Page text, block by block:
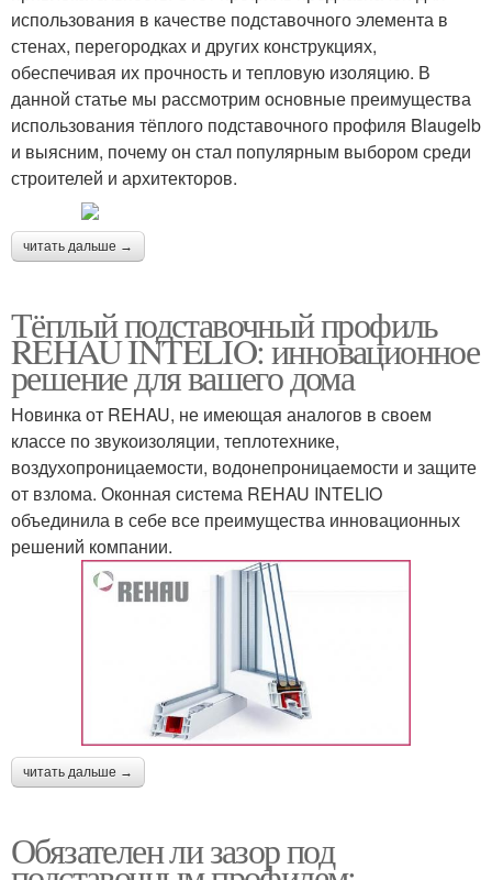
использования в качестве подставочного элемента в
стенах, перегородках и других конструкциях,
обеспечивая их прочность и тепловую изоляцию. В
данной статье мы рассмотрим основные преимущества
использования тёплого подставочного профиля Blaugelb
и выясним, почему он стал популярным выбором среди
строителей и архитекторов.
читать дальше →
Тёплый подставочный профиль
REHAU INTELIO: инновационное
решение для вашего дома
Новинка от REHAU, не имеющая аналогов в своем
классе по звукоизоляции, теплотехнике,
воздухопроницаемости, водонепроницаемости и защите
от взлома. Оконная система REHAU INTELIO
объединила в себе все преимущества инновационных
решений компании.
читать дальше →
Обязателен ли зазор под